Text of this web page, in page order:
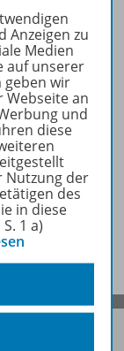
Anzeigen zu
Medien
auf unserer
geben wir
Webseite an
und
diese
Nutzung der
des
in diese
1 a)